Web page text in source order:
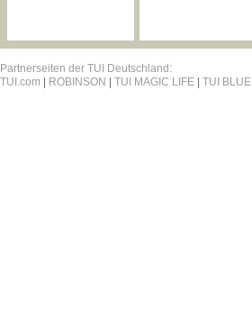
Partnerseiten der TUI Deutschland:
TUI.com
ROBINSON TUI MAGIC LIFE TUI BLUE